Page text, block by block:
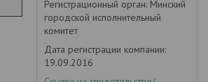
Регистрационный орган: Минский
городской исполнительный
комитет
Дата регистрации компании:
19.09.2016